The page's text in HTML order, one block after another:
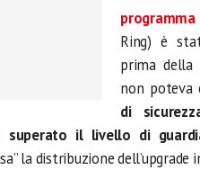
Ring) è
prima
non poteva
di
il livello di
la distribuzione